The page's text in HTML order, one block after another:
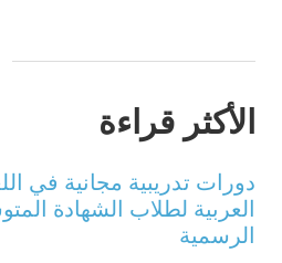
الأكثر قراءة
دورات تدريبية مجانية في
العربية لطلاب الشهادة
الرسمية